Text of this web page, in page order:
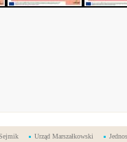
Urząd Marszałkowski